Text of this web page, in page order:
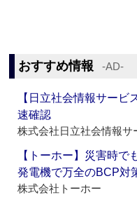
おすすめ情報 ‐AD‐
【日立社会情報サー
速確認
株式会社日立社会情報サ
【トーホー】災害時
発電機で万全のBCP対
株式会社トーホー